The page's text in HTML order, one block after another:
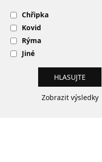
Chřipka
Kovid
Rýma
Jiné
Zobrazit výsledky